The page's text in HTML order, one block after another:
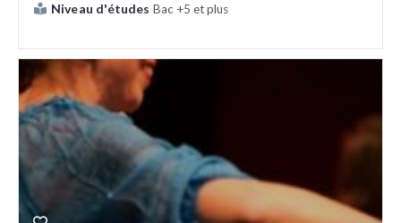
Niveau d'études Bac +5 et plus